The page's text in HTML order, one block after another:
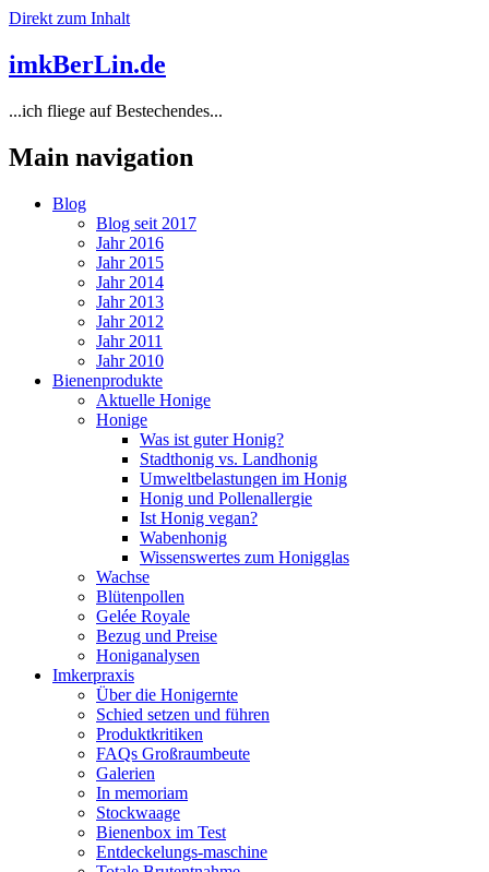
Direkt zum Inhalt
imkBerLin.de
...ich fliege auf Bestechendes...
Main navigation
Blog
Blog seit 2017
Jahr 2016
Jahr 2015
Jahr 2014
Jahr 2013
Jahr 2012
Jahr 2011
Jahr 2010
Bienenprodukte
Aktuelle Honige
Honige
Was ist guter Honig?
Stadthonig vs. Landhonig
Umweltbelastungen im Honig
Honig und Pollenallergie
Ist Honig vegan?
Wabenhonig
Wissenswertes zum Honigglas
Wachse
Blütenpollen
Gelée Royale
Bezug und Preise
Honiganalysen
Imkerpraxis
Über die Honigernte
Schied setzen und führen
Produktkritiken
FAQs Großraumbeute
Galerien
In memoriam
Stockwaage
Bienenbox im Test
Entdeckelungs-maschine